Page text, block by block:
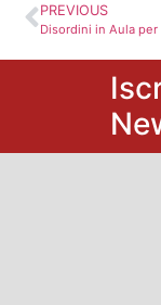
PREVIOUS
Disordini in Aula